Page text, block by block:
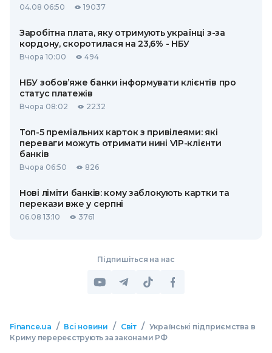
04.08 06:50 19037
Заробітна плата, яку отримують українці з-за
кордону, скоротилася на 23,6% - НБУ
Вчора 10:00 494
НБУ зобов’яже банки інформувати клієнтів про
статус платежів
Вчора 08:02 2232
Топ-5 преміальних карток з привілеями: які
переваги можуть отримати нині VIP-клієнти
банків
Вчора 06:50 826
Нові ліміти банків: кому заблокують картки та
перекази вже у серпні
06.08 13:10 3761
Підпишіться на нас
Finance.ua / Всі новини / Світ / Українські підприємства в
Криму перереєструють за законами РФ